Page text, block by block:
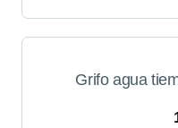
Grifo agua